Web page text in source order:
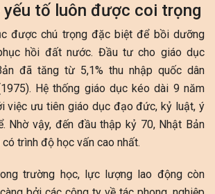
yếu tố luôn được coi trọng
được chú trọng đặc biệt để bồi dưỡng
hồi đất nước. Đầu tư cho giáo dục
đã tăng từ 5,1% thu nhập quốc dân
Hệ thống giáo dục kéo dài 9 năm
việc ưu tiên giáo dục đạo đức, kỷ luật, ý
Nhờ vậy, đến đầu thập kỷ 70, Nhật Bản
trình độ học vấn cao nhất.
trường học, lực lượng lao động còn